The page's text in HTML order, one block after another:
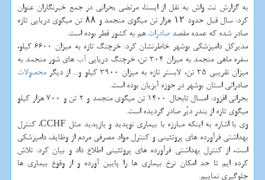
به گزارش نت واش به نقل از ایسنا، مرتضی بحرانی در جمع خبرنگاران عنوان
كرد: سال قبل حدود ۱۲ هزار تن میگوی منجمد و ۸۸ تن میگوی دریایی تازه
صادر شده كه عمده مقصد صادراتهم به كشور قطر بوده است.
مدیركل دامپزشكی بوشهر خاطرنشان كرد: خرچنگ تازه به میزان 6600 كیلو،
سفره ماهی منجمد به میزان 304 تن، خرچنگ دریایی
آب های شور منجمد به
میزان تقریبی 35 تن، لابستر تازه به میزان 3900 كیلو و... از دیگر
محصولات
صادراتی استان بوشهر در حوزه آبزیان بوده است.
بحرانی افزود: امسال تابحال 1400 تن میگوی منجمد و 2 تن و 700 هزار كیلو
میگوی تازه از بندر دیّر صادر گردیده است.
وی با اشاره به اینكه مبارزه با بیماری نوپدید و بازپدید مثل CCHF، كنترل
بهداشتی فرآورده های پروتئینی و كنترل مواد مصرفی مردم از وظایف دامپزشكی
است، از كنترل بهداشتی فرآورده های پروتئینی اطلاع داد و بیان كرد: تلاش
كرده ایم تا حد امكان نرخ بیماری ها را پایین آورده و از وقوع بیماری ها
جلوگیری نماییم.